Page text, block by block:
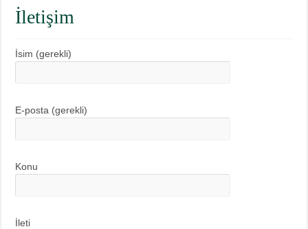
İletişim
İsim (gerekli)
E-posta (gerekli)
Konu
İleti